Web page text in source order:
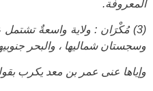
المعروفة.
(3) مُكْرَان : ولاية واسعةٌ
وسجستان شماليها ، والبحر
وإياها عنى عمر بن معد يكرب